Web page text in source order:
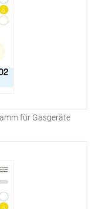
für Gasgeräte